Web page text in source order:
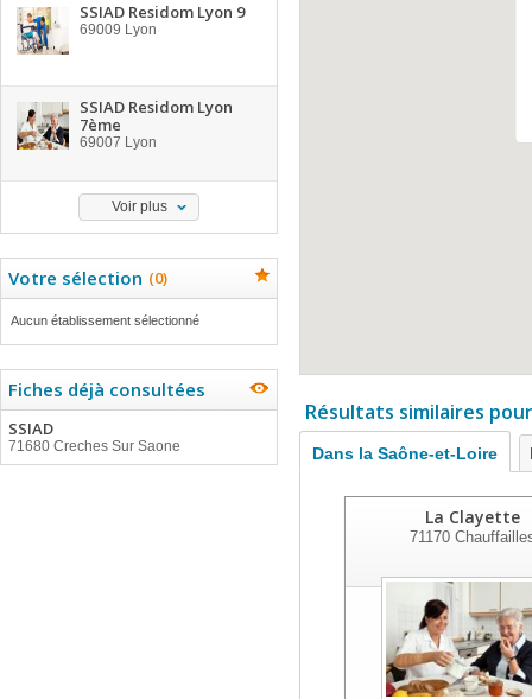
SSIAD Residom Lyon 9
69009 Lyon
SSIAD Residom Lyon
7ème
69007 Lyon
Voir plus
Votre sélection (0)
Aucun établissement sélectionné
Fiches déjà consultées
SSIAD
71680 Creches Sur Saone
Résultats similaires
Dans la Saône-et-Loire
La Clayette
71170